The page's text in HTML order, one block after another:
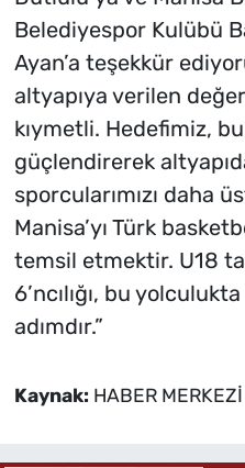
Belediyespor Kulübü
Ayan’a teşekkür
altyapıya verilen
kıymetli. Hedefimiz,
güçlendirerek
sporcularımızı daha
Manisa’yı Türk
temsil etmektir. U18
6’ncılığı, bu
adımdır.”
Kaynak: HABER MERKEZİ